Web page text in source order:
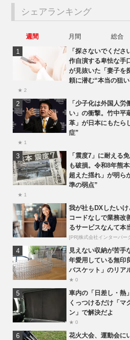
シェアランキング
週間 月間
総合
「探さないでくださ
作自演する卑怯な手
が見抜いた「妻子を
頼に潜む“本当の狙
★ 2
「少子化は外国人労
い」の衝撃。竹中平
革」が日本にもたら
症”
★ 1
「震度7」に耐える
も破損。令和8年熊
超えた揺れ」が明ら
準の弱点”
★ 1
我が社もDXしたいけ
コードなしで業務改
るサービスなんて本
[PR]株式会社インターパー
見えない収納が苦手
年愛用している無印
バスケット」のリア
★ 0
車内の「日差し・熱
くっつけるだけ「マ
ン」で解決だよ
★ 0
花火大会、運動会に